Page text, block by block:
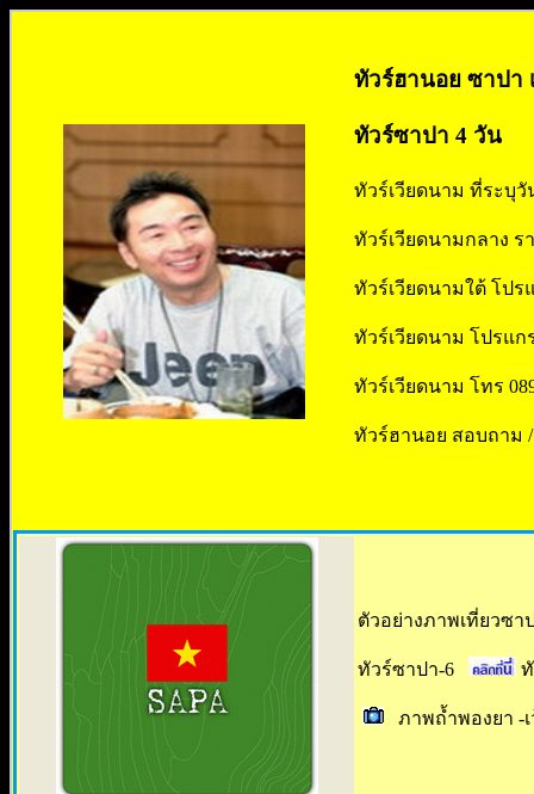
ทัวร์ฮานอย ซาปา
ทัวร์ซาปา 4 วัน
ทัวร์เวียดนาม ที่ระบุวั
ทัวร์เวียดนามกลาง
ทัวร์เวียดนามใต้ โป
ทัวร์เวียดนาม โปรแ
ทัวร์เวียดนาม โทร
ทัวร์ฮานอย สอบถาม / อี
ตัวอย่างภาพเที่ยวซ
ทัวร์ซาปา-6
ภาพถ้ำพองยา -